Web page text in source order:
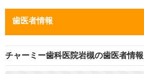
歯医者情報
チャーミー歯科医院岩槻の歯医者情報